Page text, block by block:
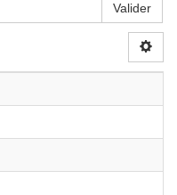
Valider